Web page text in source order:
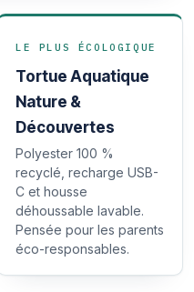
LE PLUS ÉCOLOGIQUE
Tortue Aquatique
Nature &
Découvertes
Polyester 100 %
recyclé, recharge USB-
C et housse
déhoussable lavable.
Pensée pour les parents
éco-responsables.